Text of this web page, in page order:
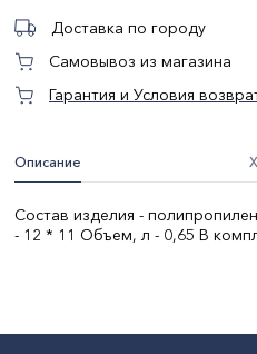
Описание
Состав изделия -
- 12 * 11 Объем, л - 0,65 В
Доставка по городу
Самовывоз из магазина
Гарантия и Условия